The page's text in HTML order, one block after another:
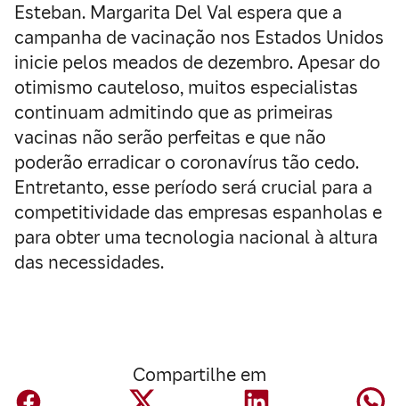
Esteban. Margarita Del Val espera que a
campanha de vacinação nos Estados Unidos
inicie pelos meados de dezembro. Apesar do
otimismo cauteloso, muitos especialistas
continuam admitindo que as primeiras
vacinas não serão perfeitas e que não
poderão erradicar o coronavírus tão cedo.
Entretanto, esse período será crucial para a
competitividade das empresas espanholas e
para obter uma tecnologia nacional à altura
das necessidades.
Compartilhe em